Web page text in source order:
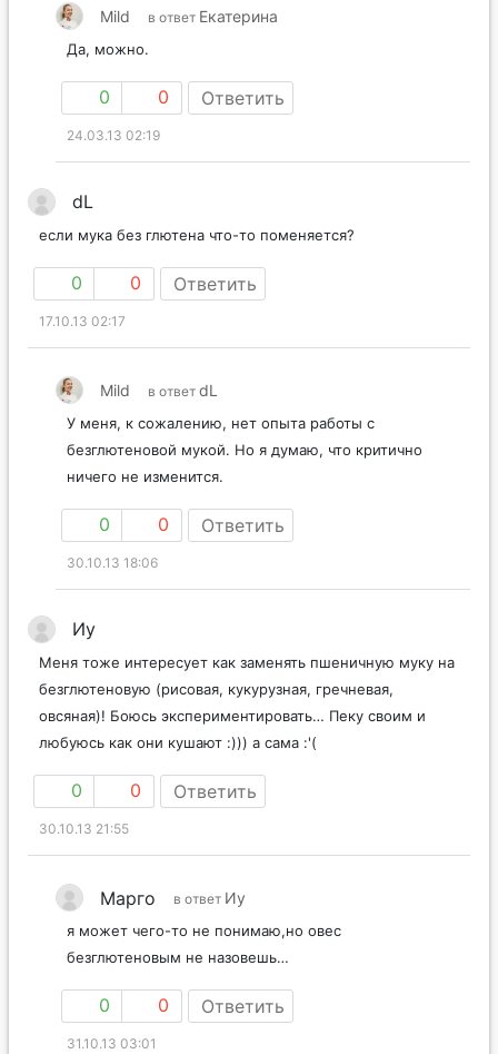
Mild в ответ Екатерина
Да, можно.
0 0 Ответить
24.03.13 02:19
dL
если мука без глютена что-то поменяется?
0 0 Ответить
17.10.13 02:17
Mild в ответ dL
У меня, к сожалению, нет опыта работы с
безглютеновой мукой. Но я думаю, что критично
ничего не изменится.
0 0 Ответить
30.10.13 18:06
Иу
Меня тоже интересует как заменять пшеничную муку на
безглютеновую (рисовая, кукурузная, гречневая,
овсяная)! Боюсь экспериментировать… Пеку своим и
любуюсь как они кушают :))) а сама :'(
0 0 Ответить
30.10.13 21:55
Марго в ответ Иу
я может чего-то не понимаю,но овес
безглютеновым не назовешь…
0 0 Ответить
31.10.13 03:01